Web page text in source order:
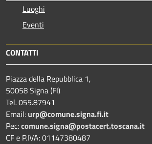
Luoghi
Eventi
CONTATTI
Piazza della Repubblica 1,
50058 Signa (FI)
Tel. 055.87941
Email: urp@comune.signa.fi.it
Pec:comune.signa@postacert.toscana.it
CF e P.IVA: 01147380487